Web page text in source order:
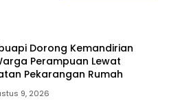
Dorong Kemandirian
Perampuan Lewat
Pekarangan Rumah
9, 2026